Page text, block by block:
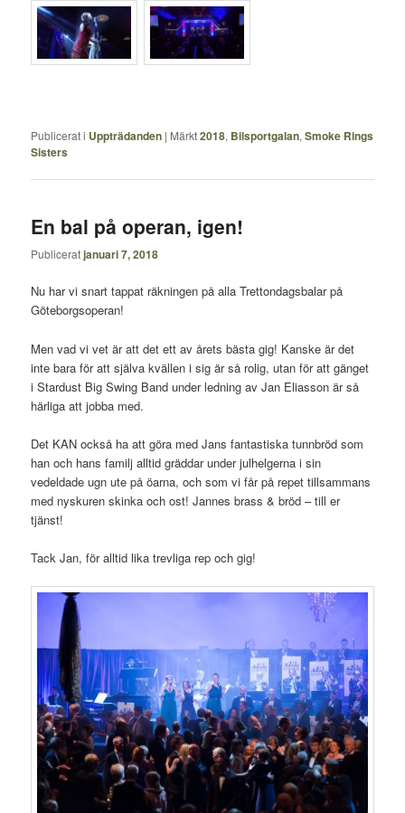
Publicerat i Uppträdanden | Märkt2018, Bilsportgalan,Smoke Rings
Sisters
En bal på operan, igen!
Publiceratjanuari 7, 2018
Nu har vi snart tappat räkningen på alla Trettondagsbalar på
Göteborgsoperan!
Men vad vi vet är att det ett av årets bästa gig! Kanske är det
inte bara för att själva kvällen i sig är så rolig, utan för att gänget
i Stardust Big Swing Band under ledning av Jan Eliasson är så
härliga att jobba med.
Det KAN också ha att göra med Jans fantastiska tunnbröd som
han och hans familj alltid gräddar under julhelgerna i sin
vedeldade ugn ute på öarna, och som vi får på repet tillsammans
med nyskuren skinka och ost! Jannes brass & bröd – till er
tjänst!
Tack Jan, för alltid lika trevliga rep och gig!